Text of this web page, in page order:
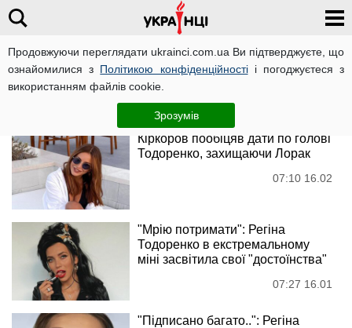
Продовжуючи переглядати ukrainci.com.ua Ви підтверджуєте, що
ознайомилися з Політикою конфіденційностіі погоджуєтеся з
використанням файлів cookie.
Зрозумів
телеведуча
Кіркоров пообіцяв дати по голові
Тодоренко, захищаючи Лорак
07:10 16.02
"Мрію потримати": Регіна
Тодоренко в екстремальному
міні засвітила свої "достоїнства"
07:27 16.01
"Підписано багато..": Регіна